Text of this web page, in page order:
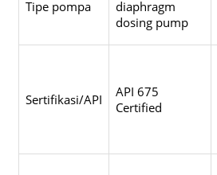
Tipe pompa
diaphragm
dosing pump
Sertifikasi/API
API 675
Certified